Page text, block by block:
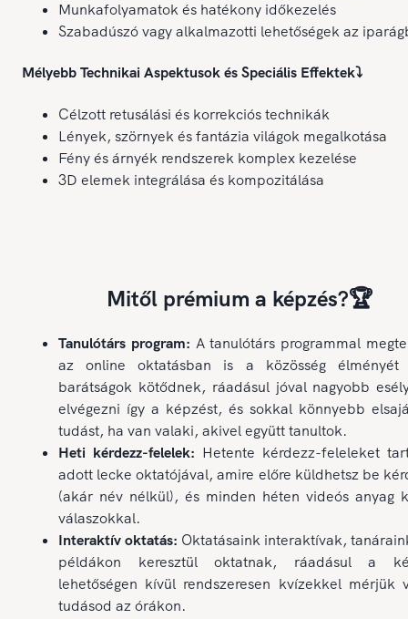
Munkafolyamatok és hatékony időkezelés
Szabadúszó vagy alkalmazotti lehetőségek az
Mélyebb Technikai Aspektusok és Speciális Effektek⤵️
Célzott retusálási és korrekciós technikák
Lények, szörnyek és fantázia világok megalkotása
Fény és árnyék rendszerek komplex kezelése
3D elemek integrálása és kompozitálása
Mitől prémium a képzés?🏆
Tanulótárs program: A tanulótárs programmal
az online oktatásban is a közösség
barátságok kötődnek, ráadásul jóval nagyobb
elvégezni így a képzést, és sokkal könnyebb
tudást, ha van valaki, akivel együtt tanultok.
Heti kérdezz-felelek: Hetente kérdezz-feleleket
adott lecke oktatójával, amire előre küldhetsz be
(akár név nélkül), és minden héten videós anyag
válaszokkal.
Interaktív oktatás: Oktatásaink interaktívak,
példákon keresztül oktatnak, ráadásul a
lehetőségen kívül rendszeresen kvízekkel mérjük
tudásod az órákon.